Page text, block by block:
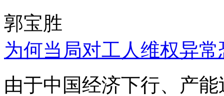
郭宝胜
为何当局对工人维权异
由于中国经济下行、产